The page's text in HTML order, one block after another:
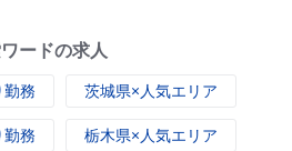
ードの求人
務 茨城県×人気エリア
務 栃木県×人気エリア